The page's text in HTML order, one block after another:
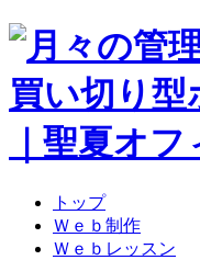
トップ
Ｗｅｂ制作
Ｗｅｂレッスン